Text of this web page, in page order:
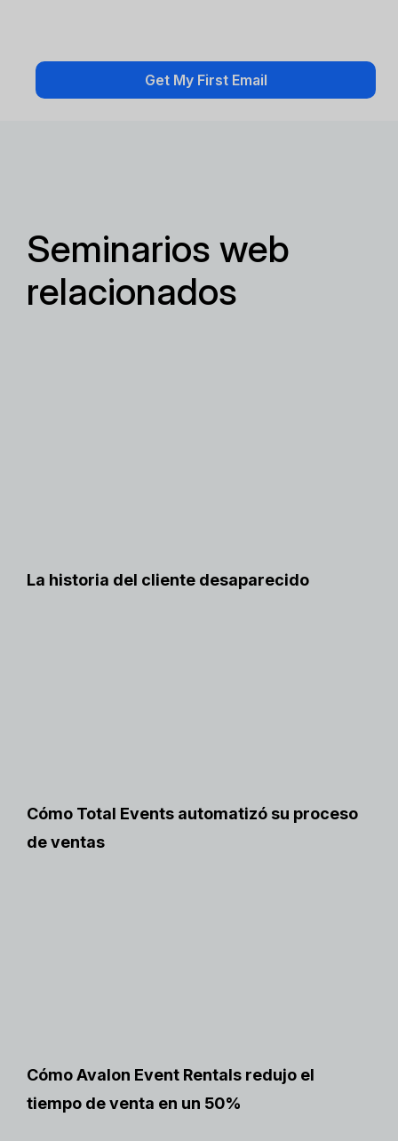
Seminarios web
relacionados
La historia del cliente desaparecido
Cómo Total Events automatizó su proceso
de ventas
Cómo Avalon Event Rentals redujo el
tiempo de venta en un 50%